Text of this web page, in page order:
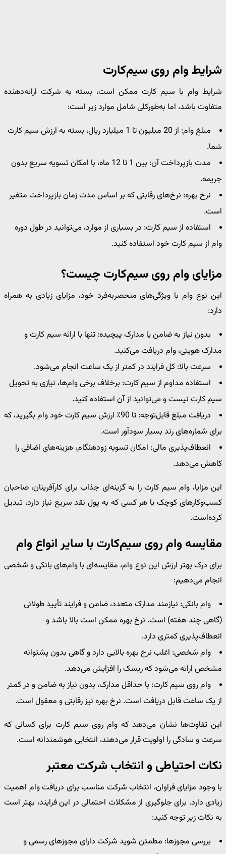
شرایط وام روی سیم‌کارت
شرایط وام با سیم‌ کارت ممکن است، بسته به شرکت ارائه‌دهنده
متفاوت باشد، اما به‌طورکلی شامل موارد زیر است:
مبلغ وام: از 20 میلیون تا 1 میلیارد ریال، بسته به ارزش سیم ‌کارت
شما.
مدت بازپرداخت آن: بین 1 تا 12 ماه، با امکان تسویه سریع بدون
جریمه.
نرخ بهره: نرخ‌های رقابتی که بر اساس مدت زمان بازپرداخت متغیر
است.
استفاده از سیم ‌کارت: در بسیاری از موارد، می‌توانید در طول دوره
وام از سیم‌ کارت خود استفاده کنید.
مزایای وام روی سیم‌کارت چیست؟
این نوع وام با ویژگی‌های منحصربه‌فرد خود، مزایای زیادی به همراه
دارد:
بدون نیاز به ضامن یا مدارک پیچیده: تنها با ارائه سیم‌ کارت و
مدارک هویتی، وام دریافت می‌کنید.
سرعت بالا: کل فرایند در کمتر از یک ساعت انجام می‌شود.
استفاده مداوم از سیم‌ کارت: برخلاف برخی وام‌ها، نیازی به تحویل
سیم‌ کارت نیست و می‌توانید از آن استفاده کنید.
دریافت مبلغ قابل‌توجه: تا 90٪ ارزش سیم ‌کارت خود وام بگیرید، که
برای شماره‌های رند بسیار سودآور است.
انعطاف‌پذیری مالی: امکان تسویه زودهنگام، هزینه‌های اضافی را
کاهش می‌دهد.
این مزایا، وام سیم‌ کارت را به گزینه‌ای جذاب برای کارآفرینان، صاحبان
کسب‌وکارهای کوچک یا هر کسی که به پول نقد سریع نیاز دارد، تبدیل
کرده‌است.
مقایسه وام روی سیم‌کارت با سایر انواع وام
برای درک بهتر ارزش این نوع وام، مقایسه‌ای با وام‌های بانکی و شخصی
انجام می‌دهیم:
وام بانکی: نیازمند مدارک متعدد، ضامن و فرایند تأیید طولانی
(گاهی چند هفته) است. نرخ بهره ممکن است بالا باشد و
انعطاف‌پذیری کمتری دارد.
وام شخصی: اغلب نرخ بهره بالایی دارد و گاهی بدون پشتوانه
مشخص ارائه می‌شود که ریسک را افزایش می‌دهد.
وام روی سیم ‌کارت: با حداقل مدارک، بدون نیاز به ضامن و در کمتر
از یک ساعت قابل دریافت است. نرخ بهره نیز رقابتی و معقول است.
این تفاوت‌ها نشان می‌دهد که وام روی سیم ‌کارت برای کسانی که
سرعت و سادگی را اولویت قرار می‌دهند، انتخابی هوشمندانه است.
نکات احتیاطی و انتخاب شرکت معتبر
با وجود مزایای فراوان، انتخاب شرکت مناسب برای دریافت وام اهمیت
زیادی دارد. برای جلوگیری از مشکلات احتمالی در این فرایند، بهتر است
به نکات زیر توجه کنید:
بررسی مجوزها: مطمئن شوید شرکت دارای مجوزهای رسمی و